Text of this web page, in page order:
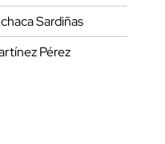
Sardiñas
Pérez